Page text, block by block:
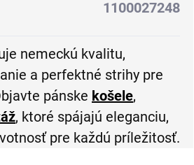
1100027248
nemeckú kvalitu,
a perfektné strihy pre
pánske košele,
, ktoré spájajú eleganciu,
pre každú príležitosť.